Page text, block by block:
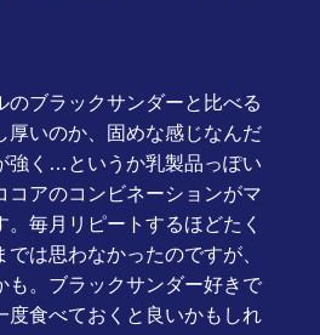
のブラックサンダーと比べる
厚いのか、固めな感じなんだ
強く…というか乳製品っぽい
コアのコンビネーションがマ
。毎月リピートするほどたく
は思わなかったのですが、
も。ブラックサンダー好きで
度食べておくと良いかもしれ